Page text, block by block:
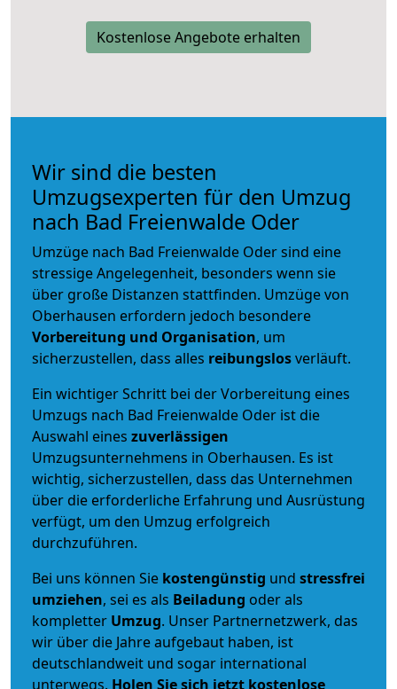
Kostenlose Angebote erhalten
Wir sind die besten
Umzugsexperten für den Umzug
nach Bad Freienwalde Oder
Umzüge nach Bad Freienwalde Oder sind eine
stressige Angelegenheit, besonders wenn sie
über große Distanzen stattfinden. Umzüge von
Oberhausen erfordern jedoch besondere
Vorbereitung und Organisation, um
sicherzustellen, dass alles reibungslosverläuft.
Ein wichtiger Schritt bei der Vorbereitung eines
Umzugs nach Bad Freienwalde Oder ist die
Auswahl eines zuverlässigen
Umzugsunternehmens in Oberhausen. Es ist
wichtig, sicherzustellen, dass das Unternehmen
über die erforderliche Erfahrung und Ausrüstung
verfügt, um den Umzug erfolgreich
durchzuführen.
Bei uns können Sie kostengünstig und stressfrei
umziehen, sei es als Beiladung oder als
kompletter Umzug. Unser Partnernetzwerk, das
wir über die Jahre aufgebaut haben, ist
deutschlandweit und sogar international
unterwegs. Holen Sie sich jetzt kostenlose